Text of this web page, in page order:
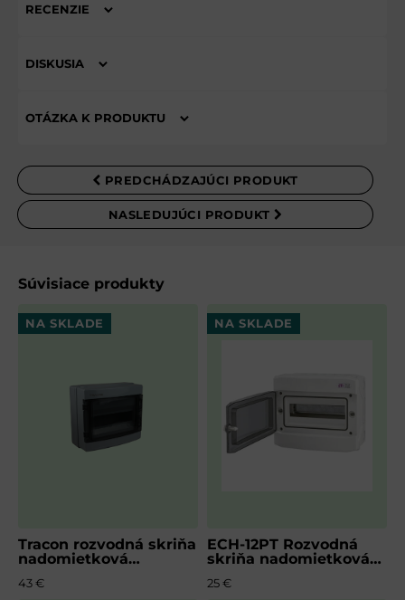
RECENZIE
DISKUSIA
Zatiaľ nie sú žiadne komentáre! Buďte prvý!
OTÁZKA K PRODUKTU
MENO
VAŠA OTÁZKA K PRODUKTU
PREDCHÁDZAJÚCI PRODUKT
NASLEDUJÚCI PRODUKT
Súvisiace produkty
Tracon rozvodná skriňa
nadomietková
N/PE mostík
43 €
NA SKLADE
ECH-12PT Rozvodná
skriňa nadomietková
25 €
NA SKLADE